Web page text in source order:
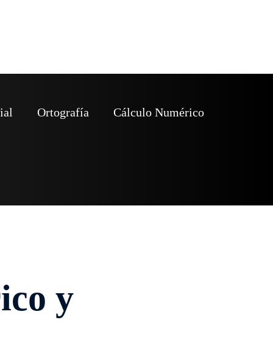
Ortografía Cálculo Numérico
y